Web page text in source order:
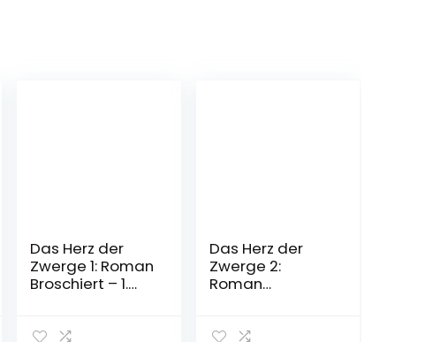
Das Herz der
Zwerge 1: Roman
Broschiert – 1.
Das Herz der
Zwerge 2:
Roman